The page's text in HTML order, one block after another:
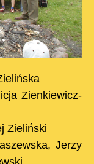
Zienkiewicz-
Zieliński
Jerzy